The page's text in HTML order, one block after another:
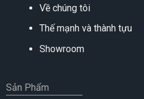
Về chúng tôi
Thế mạnh và thành tựu
Showroom
Sản Phẩm